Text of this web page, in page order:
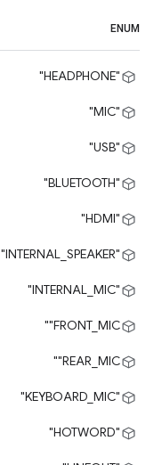
ENUM
"HEADPHONE"
"MIC"
"USB"
"BLUETOOTH"
"HDMI"
"INTERNAL_SPEAKER"
"INTERNAL_MIC"
‎"FRONT_MIC"
‎"REAR_MIC"
"KEYBOARD_MIC"
"HOTWORD"